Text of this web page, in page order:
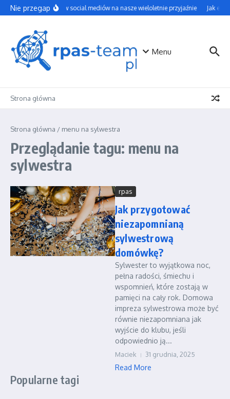
Przejdź do treści
Nie przegapWpływ social mediów na nasze wieloletnie przyjaźnie Jak
Menu
Strona główna
Strona główna / menu na sylwestra
Przeglądanie tagu: menu na
sylwestra
rpas
Jak przygotować
niezapomnianą
sylwestrową
domówkę?
Sylwester to wyjątkowa noc,
pełna radości, śmiechu i
wspomnień, które zostają w
pamięci na cały rok. Domowa
impreza sylwestrowa może być
równie niezapomniana jak
wyjście do klubu, jeśli
odpowiednio ją...
Maciek 31 grudnia, 2025
Read More
Popularne tagi